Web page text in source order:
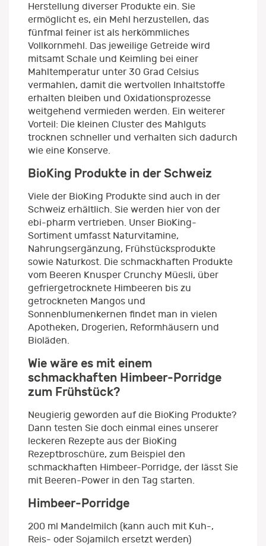
Herstellung diverser Produkte ein. Sie
ermöglicht es, ein Mehl herzustellen, das
fünfmal feiner ist als herkömmliches
Vollkornmehl. Das jeweilige Getreide wird
mitsamt Schale und Keimling bei einer
Mahltemperatur unter 30 Grad Celsius
vermahlen, damit die wertvollen Inhaltstoffe
erhalten bleiben und Oxidationsprozesse
weitgehend vermieden werden. Ein weiterer
Vorteil: Die kleinen Cluster des Mahlguts
trocknen schneller und verhalten sich dadurch
wie eine Konserve.
BioKing Produkte in der Schweiz
Viele der BioKing Produkte sind auch in der
Schweiz erhältlich. Sie werden hier von der
ebi-pharm vertrieben. Unser BioKing-
Sortiment umfasst Naturvitamine,
Nahrungsergänzung, Frühstücksprodukte
sowie Naturkost. Die schmackhaften Produkte
vom Beeren Knusper Crunchy Müesli, über
gefriergetrocknete Himbeeren bis zu
getrockneten Mangos und
Sonnenblumenkernen findet man in vielen
Apotheken, Drogerien, Reformhäusern und
Bioläden.
Wie wäre es mit einem
schmackhaften Himbeer-Porridge
zum Frühstück?
Neugierig geworden auf die BioKing Produkte?
Dann testen Sie doch einmal eines unserer
leckeren Rezepte aus der BioKing
Rezeptbroschüre, zum Beispiel den
schmackhaften Himbeer-Porridge, der lässt Sie
mit Beeren-Power in den Tag starten.
Himbeer-Porridge
200 ml Mandelmilch (kann auch mit Kuh-,
Reis- oder Sojamilch ersetzt werden)